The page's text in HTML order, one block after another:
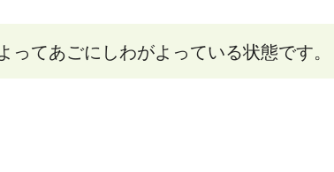
てあごにしわがよっている状態です。